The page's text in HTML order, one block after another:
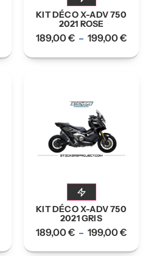
KIT DÉCO X-ADV 750
2021 ROSE
189,00€ – 199,00€
KIT DÉCO X-ADV 750
2021 GRIS
189,00€ – 199,00€